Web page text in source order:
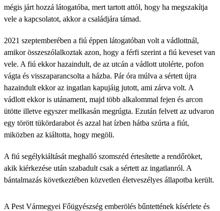
mégis járt hozzá látogatóba, mert tartott attól, hogy ha megszakítja
vele a kapcsolatot, akkor a családjára támad.
2021 szeptemberében a fiú éppen látogatóban volt a vádlottnál,
amikor összeszólalkoztak azon, hogy a férfi szerint a fiú keveset van
vele. A fiú ekkor hazaindult, de az utcán a vádlott utolérte, pofon
vágta és visszaparancsolta a házba. Pár óra múlva a sértett újra
hazaindult ekkor az ingatlan kapujáig jutott, ami zárva volt. A
vádlott ekkor is utánament, majd több alkalommal fejen és arcon
ütötte illetve egyszer mellkasán megrúgta. Ezután felvett az udvaron
egy törött tükördarabot és azzal hat ízben hátba szúrta a fiút,
miközben az kiáltotta, hogy megöli.
A fiú segélykiáltását meghalló szomszéd értesítette a rendőröket,
akik kiérkezése után szabadult csak a sértett az ingatlanról. A
bántalmazás következtében közvetlen életveszélyes állapotba került.
A Pest Vármegyei Főügyészség emberölés bűntettének kísérlete és